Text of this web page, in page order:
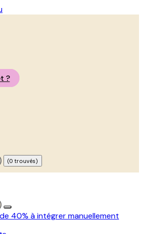
?
(0 trouvés)
40% à intégrer manuellement